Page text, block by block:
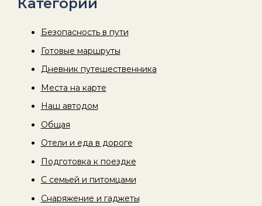
Безопасность в пути
Готовые маршруты
Дневник путешественника
Места на карте
Наш автодом
Общая
Отели и еда в дороге
Подготовка к поездке
С семьей и питомцами
Снаряжение и гаджеты